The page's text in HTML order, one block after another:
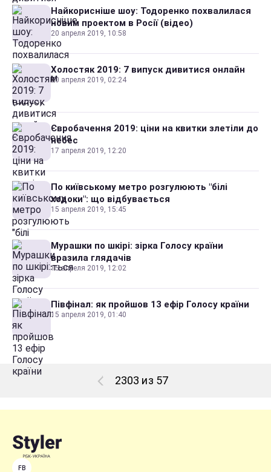
Найкорисніше шоу: Тодоренко похвалилася
новим проектом в Росії (відео)
20 апреля 2019, 10:58
Холостяк 2019: 7 випуск дивитися онлайн
20 апреля 2019, 02:24
Євробачення 2019: ціни на квитки злетіли до
небес
17 апреля 2019, 12:20
По київському метро розгулюють "білі
ходоки": що відбувається
15 апреля 2019, 15:45
Мурашки по шкірі: зірка Голосу країни
вразила глядачів
15 апреля 2019, 12:02
Півфінал: як пройшов 13 ефір Голосу країни
15 апреля 2019, 01:40
2303 из 57
FB